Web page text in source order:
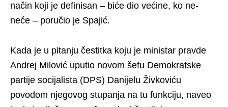
način koji je definisan – biće dio većine, ko ne-
neće – poručio je Spajić.
Kada je u pitanju čestitka koju je ministar pravde
Andrej Milović uputio novom šefu Demokratske
partije socijalista (DPS) Danijelu Živkoviću
povodom njegovog stupanja na tu funkciju, naveo